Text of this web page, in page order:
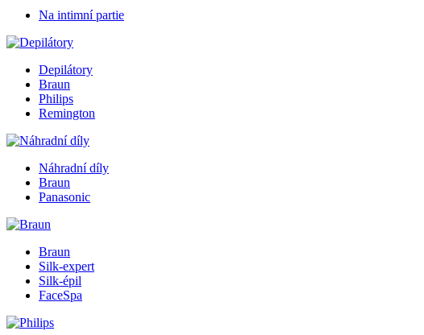
Na intimní partie
Depilátory
Braun
Philips
Remington
Náhradní díly
Braun
Panasonic
Braun
Silk-expert
Silk-épil
FaceSpa